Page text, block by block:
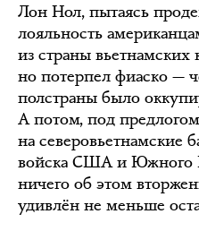
Лон Нол, пытаясь
лояльность
из страны
но потерпел фиаско —
полстраны было
А потом, под
на северовьетнамские
войска США и Южного
ничего об этом
удивлён не меньше